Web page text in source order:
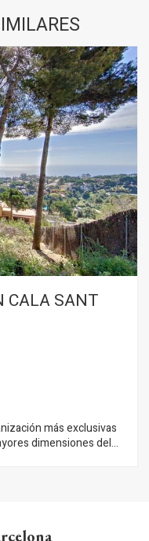
CALA SANT
más exclusivas
Destino de Turismo